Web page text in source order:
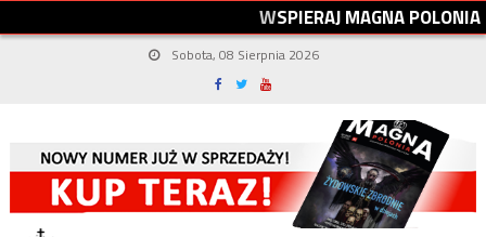
WSPIERAJMAGNAPOLONIA
Sobota, 08 Sierpnia 2026